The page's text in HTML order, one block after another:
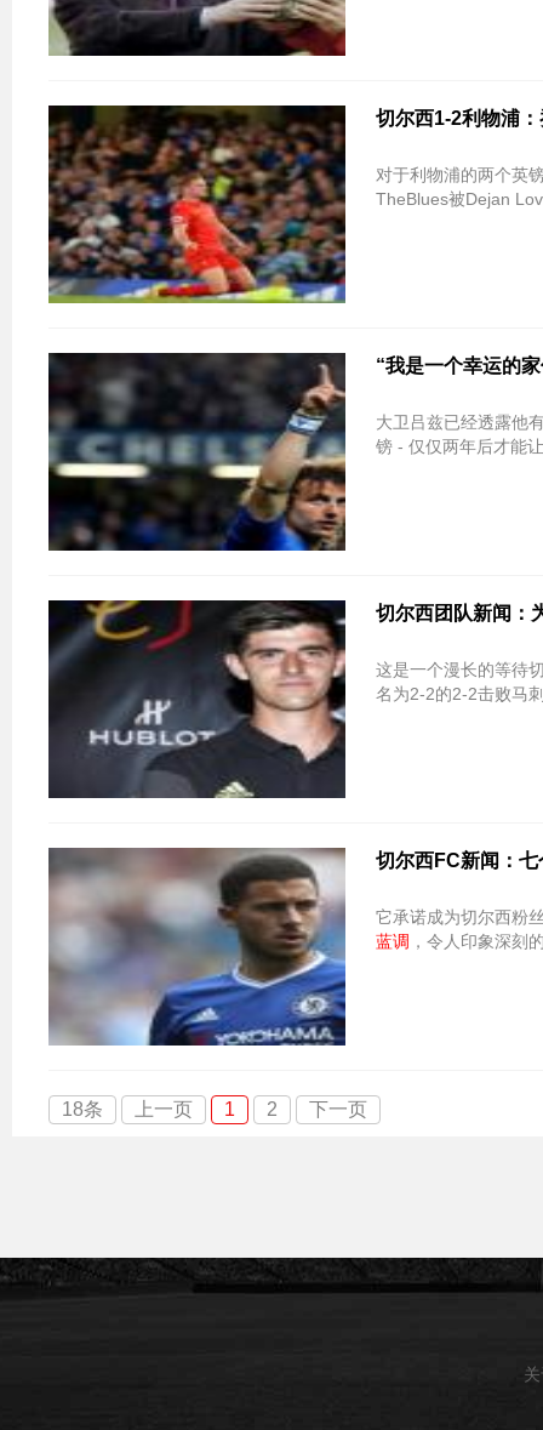
切尔西1-2利物浦
对于利物浦的两个英
TheBlues被Dejan
“我是一个幸运的
大卫吕兹已经透露他
镑 - 仅仅两年后才能
切尔西团队新闻：
这是一个漫长的等待
名为2-2的2-2击败马
切尔西FC新闻：七
它承诺成为切尔西粉
蓝调 ，令人印象深刻
18条 上一页 1 2 下一页